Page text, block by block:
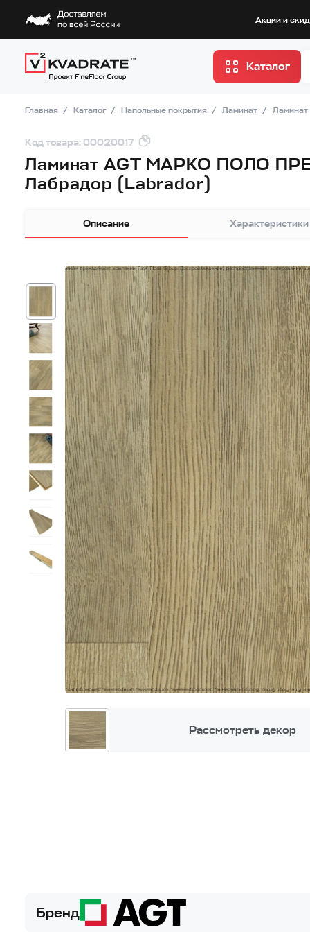
Акции и
Каталог
Главная Каталог Напольные покрытия Ламинат
Код товара: 00020017
Ламинат AGT МАРКО ПОЛО
Лабрадор (Labrador)
Описание Характеристики
Рассмотреть декор
Бренд